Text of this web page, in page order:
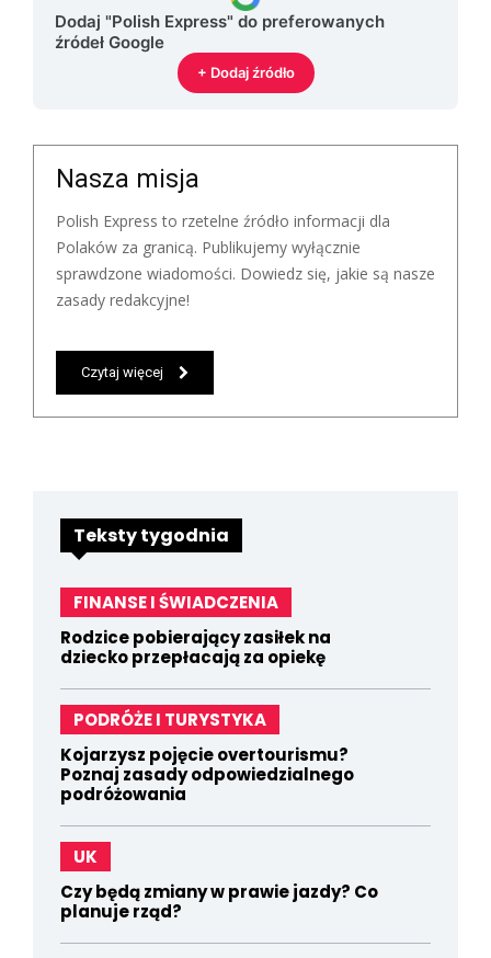
Dodaj "Polish Express" do preferowanych
źródeł Google
+ Dodaj źródło
Nasza misja
Polish Express to rzetelne źródło informacji dla
Polaków za granicą. Publikujemy wyłącznie
sprawdzone wiadomości. Dowiedz się, jakie są nasze
zasady redakcyjne!
Czytaj więcej
Teksty tygodnia
FINANSE I ŚWIADCZENIA
Rodzice pobierający zasiłek na
dziecko przepłacają za opiekę
PODRÓŻE I TURYSTYKA
Kojarzysz pojęcie overtourismu?
Poznaj zasady odpowiedzialnego
podróżowania
UK
Czy będą zmiany w prawie jazdy? Co
planuje rząd?